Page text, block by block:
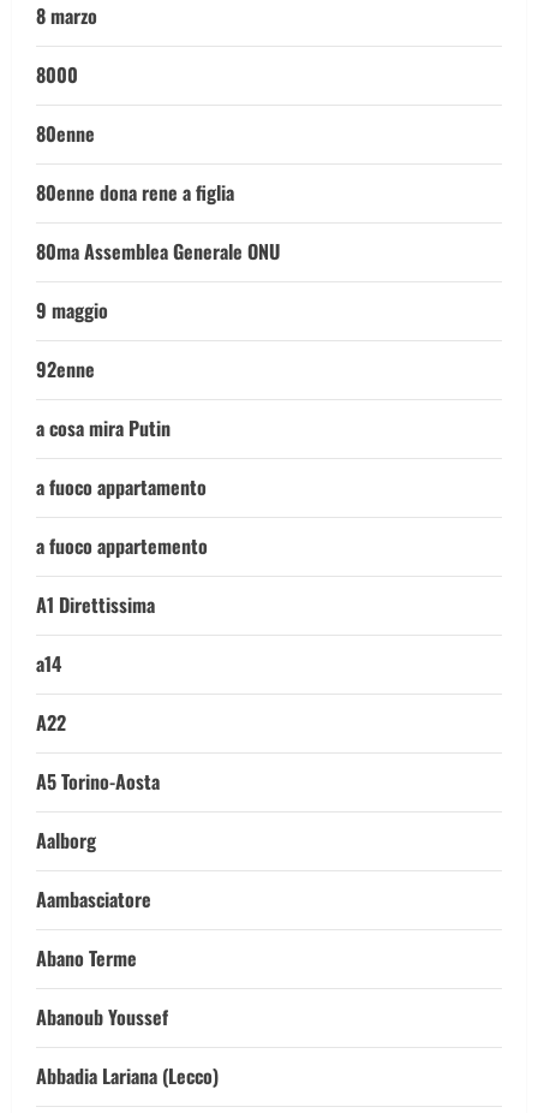
8 marzo
8000
80enne
80enne dona rene a figlia
80ma Assemblea Generale ONU
9 maggio
92enne
a cosa mira Putin
a fuoco appartamento
a fuoco appartemento
A1 Direttissima
a14
A22
A5 Torino-Aosta
Aalborg
Aambasciatore
Abano Terme
Abanoub Youssef
Abbadia Lariana (Lecco)